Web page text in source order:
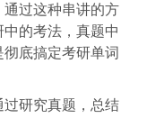
过这种串讲的方
的考法，真题中
底搞定考研单词
研究真题，总结